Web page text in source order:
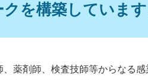
を構築しています
薬剤師、検査技師等からなる